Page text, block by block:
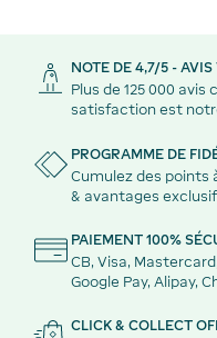
NOTE DE 4,7/5 - AVIS
Plus de 125 000
satisfaction est
PROGRAMME DE
Cumulez des
& avantages
PAIEMENT 100%
CB, Visa,
Google Pay, Alipay,
CLICK & COLLECT